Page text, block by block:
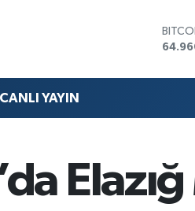
13.779
CANLI YAYIN